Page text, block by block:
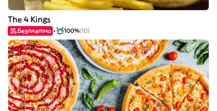
The 4 Kings
Безплатно 100%(10)